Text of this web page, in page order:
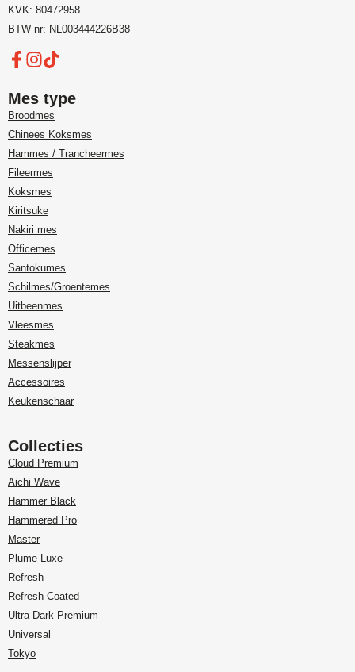
KVK: 80472958
BTW nr: NL003444226B38
Mes type
Broodmes
Chinees Koksmes
Hammes / Trancheermes
Fileermes
Koksmes
Kiritsuke
Nakiri mes
Officemes
Santokumes
Schilmes/Groentemes
Uitbeenmes
Vleesmes
Steakmes
Messenslijper
Accessoires
Keukenschaar
Collecties
Cloud Premium
Aichi Wave
Hammer Black
Hammered Pro
Master
Plume Luxe
Refresh
Refresh Coated
Ultra Dark Premium
Universal
Tokyo